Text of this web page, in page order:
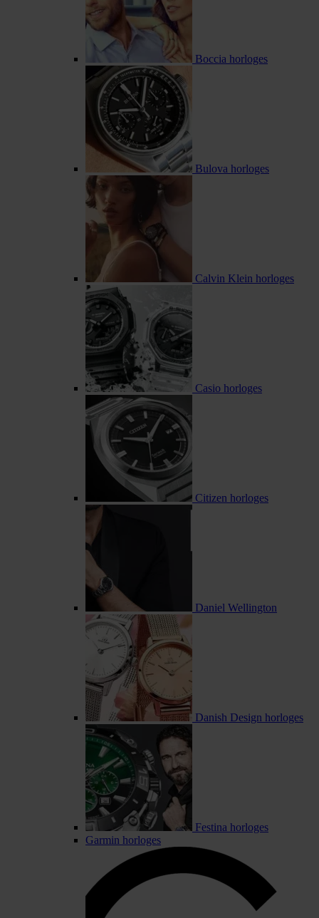
Boccia horloges
Bulova horloges
Calvin Klein horloges
Casio horloges
Citizen horloges
Daniel Wellington
Danish Design horloges
Festina horloges
Garmin horloges